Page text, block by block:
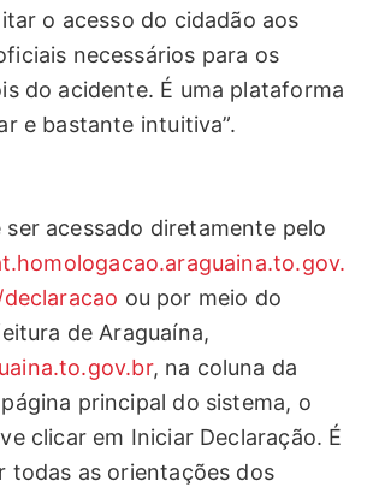
o acesso do cidadão aos
necessários para os
do acidente. É uma plataforma
e bastante intuitiva”.
ser acessado diretamente pelo
ou por meio do
de Araguaína,
, na coluna da
principal do sistema, o
clicar em Iniciar Declaração. É
todas as orientações dos